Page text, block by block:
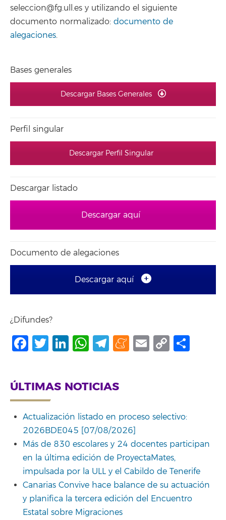
seleccion@fg.ull.es y utilizando el siguiente
documento normalizado: documento de
alegaciones.
Bases generales
Descargar Bases Generales
Perfil singular
Descargar Perfil Singular
Descargar listado
Descargar aquí
Documento de alegaciones
Descargar aquí
¿Difundes?
Facebook
Twitter
LinkedIn
WhatsApp
Telegram
Meneame
Email
Copy
ÚLTIMAS NOTICIAS
Actualización listado en proceso selectivo:
2026BDE045 [07/08/2026]
Más de 830 escolares y 24 docentes participan
en la última edición de ProyectaMates,
impulsada por la ULL y el Cabildo de Tenerife
Canarias Convive hace balance de su actuación
y planifica la tercera edición del Encuentro
Estatal sobre Migraciones